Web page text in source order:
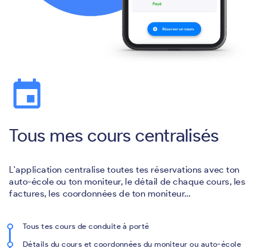
event
Tous mes cours centralisés
L'application centralise toutes tes réservations avec ton
auto-école ou ton moniteur, le détail de chaque cours, les
factures, les coordonnées de ton moniteur…
Tous tes cours de conduite à porté
Détails du cours et coordonnées du moniteur ou auto-école